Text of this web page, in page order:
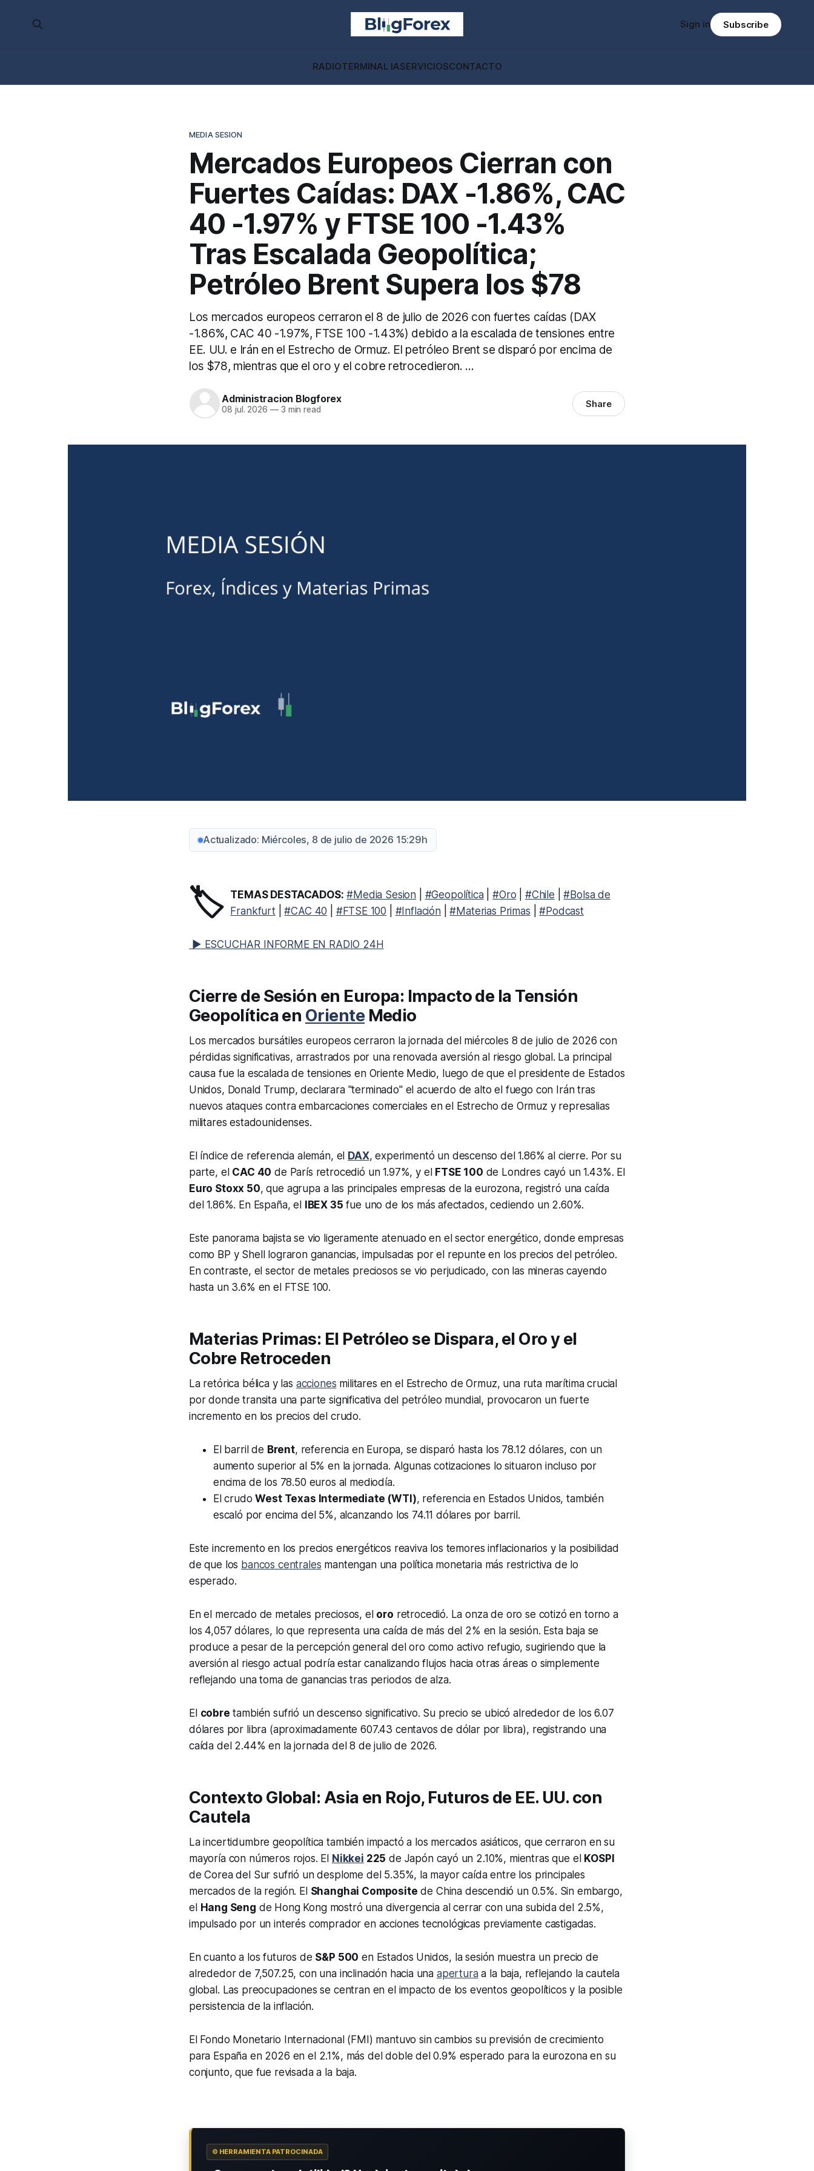
RADIOTERMINAL IASERVICIOSCONTACTO
Sign in Subscribe
MEDIA SESION
Mercados Europeos Cierran con
Fuertes Caídas: DAX -1.86%, CAC
40 -1.97% y FTSE 100 -1.43%
Tras Escalada Geopolítica;
Petróleo Brent Supera los $78
Los mercados europeos cerraron el 8 de julio de 2026 con fuertes caídas (DAX
-1.86%, CAC 40 -1.97%, FTSE 100 -1.43%) debido a la escalada de tensiones entre
EE. UU. e Irán en el Estrecho de Ormuz. El petróleo Brent se disparó por encima de
los $78, mientras que el oro y el cobre retrocedieron. ...
Administracion Blogforex
08 jul. 2026 —3 min read Share
Actualizado: Miércoles, 8 de julio de 2026 15:29h
🏷️ TEMAS DESTACADOS: #Media Sesion #Geopolítica|#Oro #Chile |#Bolsa de
Frankfurt|#CAC 40 #FTSE 100 #Inflación|#Materias Primas |#Podcast
▶ ESCUCHAR INFORME EN RADIO 24H
Cierre de Sesión en Europa: Impacto de la Tensión
Geopolítica en OrienteMedio
Los mercados bursátiles europeos cerraron la jornada del miércoles 8 de julio de 2026 con
pérdidas significativas, arrastrados por una renovada aversión al riesgo global. La principal
causa fue la escalada de tensiones en Oriente Medio, luego de que el presidente de Estados
Unidos, Donald Trump, declarara "terminado" el acuerdo de alto el fuego con Irán tras
nuevos ataques contra embarcaciones comerciales en el Estrecho de Ormuz y represalias
militares estadounidenses.
El índice de referencia alemán, el DAX, experimentó un descenso del 1.86% al cierre. Por su
parte, el CAC 40 de París retrocedió un 1.97%, y el FTSE 100 de Londres cayó un 1.43%. El
Euro Stoxx 50, que agrupa a las principales empresas de la eurozona, registró una caída
del 1.86%. En España, el
IBEX 35 fue uno de los más afectados, cediendo un 2.60%.
Este panorama bajista se vio ligeramente atenuado en el sector energético, donde empresas
como BP y Shell lograron ganancias, impulsadas por el repunte en los precios del petróleo.
En contraste, el sector de metales preciosos se vio perjudicado, con las mineras cayendo
hasta un 3.6% en el FTSE 100.
Materias Primas: El Petróleo se Dispara, el Oro y el
Cobre Retroceden
La retórica bélica y las acciones militares en el Estrecho de Ormuz, una ruta marítima crucial
por donde transita una parte significativa del petróleo mundial, provocaron un fuerte
incremento en los precios del crudo.
El barril de Brent, referencia en Europa, se disparó hasta los 78.12 dólares, con un
aumento superior al 5% en la jornada. Algunas cotizaciones lo situaron incluso por
encima de los 78.50 euros al mediodía.
El crudoWest Texas Intermediate (WTI), referencia en Estados Unidos, también
escaló por encima del 5%, alcanzando los 74.11 dólares por barril.
Este incremento en los precios energéticos reaviva los temores inflacionarios y la posibilidad
de que los bancos centrales mantengan una política monetaria más restrictiva de lo
esperado.
En el mercado de metales preciosos, el oro retrocedió. La onza de oro se cotizó en torno a
los 4,057 dólares, lo que representa una caída de más del 2% en la sesión. Esta baja se
produce a pesar de la percepción general del oro como activo refugio, sugiriendo que la
aversión al riesgo actual podría estar canalizando flujos hacia otras áreas o simplemente
reflejando una toma de ganancias tras periodos de alza.
El cobre también sufrió un descenso significativo. Su precio se ubicó alrededor de los 6.07
dólares por libra (aproximadamente 607.43 centavos de dólar por libra), registrando una
caída del 2.44% en la jornada del 8 de julio de 2026.
Contexto Global: Asia en Rojo, Futuros de EE. UU. con
Cautela
La incertidumbre geopolítica también impactó a los mercados asiáticos, que cerraron en su
mayoría con números rojos. El Nikkei 225 de Japón cayó un 2.10%, mientras que el KOSPI
de Corea del Sur sufrió un desplome del 5.35%, la mayor caída entre los principales
mercados de la región. El Shanghai Composite de China descendió un 0.5%. Sin embargo,
el
Hang Seng de Hong Kong mostró una divergencia al cerrar con una subida del 2.5%,
impulsado por un interés comprador en acciones tecnológicas previamente castigadas.
En cuanto a los futuros de S&P 500 en Estados Unidos, la sesión muestra un precio de
alrededor de 7,507.25, con una inclinación hacia una aperturaa la baja, reflejando la cautela
global. Las preocupaciones se centran en el impacto de los eventos geopolíticos y la posible
persistencia de la inflación.
El Fondo Monetario Internacional (FMI) mantuvo sin cambios su previsión de crecimiento
para España en 2026 en el 2.1%, más del doble del 0.9% esperado para la eurozona en su
conjunto, que fue revisada a la baja.
⚙️ HERRAMIENTA PATROCINADA